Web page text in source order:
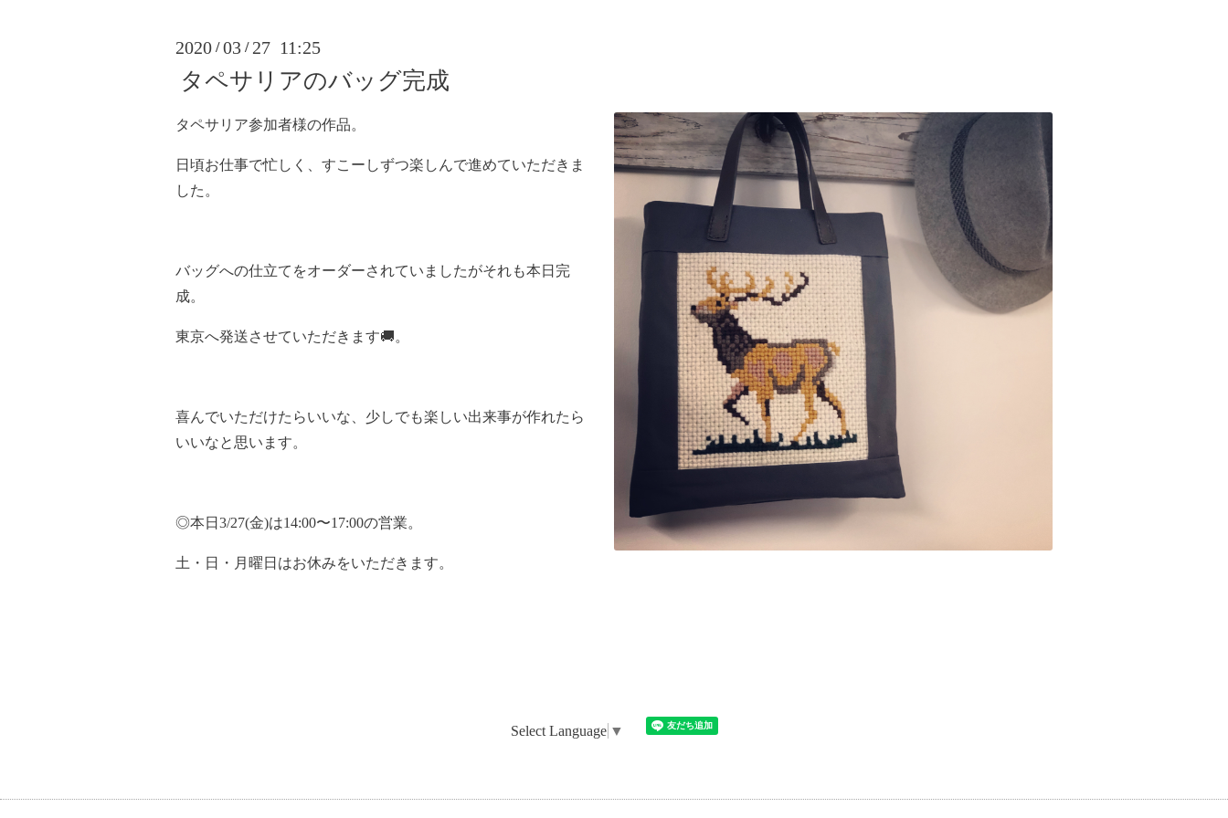
2020 /03 / 27 11:25
タペサリアのバッグ完成
タペサリア参加者様の作品。
日頃お仕事で忙しく、すこーしずつ楽しんで進めていただきま
した。
バッグへの仕立てをオーダーされていましたがそれも本日完
成。
東京へ発送させていただきます🚚。
喜んでいただけたらいいな、少しでも楽しい出来事が作れたら
いいなと思います。
◎本日3/27(金)は14:00〜17:00の営業。
土・日・月曜日はお休みをいただきます。
Select Language ▼